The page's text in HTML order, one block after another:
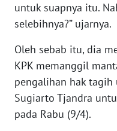
untuk suapnya itu.
selebihnya?” ujarnya.
Oleh sebab itu, dia
KPK memanggil
pengalihan hak tagih
Sugiarto Tjandra
pada Rabu (9/4).
Wahana
News
WN
SUMUT
WN